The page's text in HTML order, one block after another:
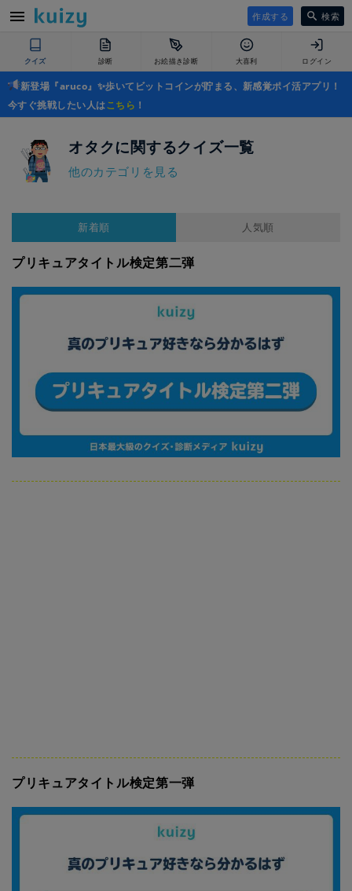
作成する 検索
クイズ 診断 お絵描き診断 大喜利 ログイン
新登場『aruco』✨歩いてビットコインが貯まる、新感覚ポイ活アプリ！
今すぐ挑戦したい人はこちら ！
オタクに関するクイズ一覧
他のカテゴリを見る
新着順 人気順
プリキュアタイトル検定第二弾
プリキュアタイトル検定第一弾